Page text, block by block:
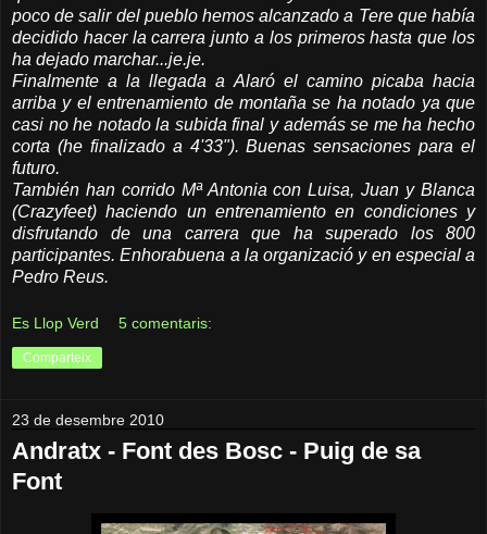
poco de salir del pueblo hemos alcanzado a Tere que había
decidido hacer la carrera junto a los primeros hasta que los
ha dejado marchar...je.je.
Finalmente a la llegada a Alaró el camino picaba hacia
arriba y el entrenamiento de montaña se ha notado ya que
casi no he notado la subida final y además se me ha hecho
corta (he finalizado a 4'33"). Buenas sensaciones para el
futuro.
También han corrido Mª Antonia con Luisa, Juan y Blanca
(Crazyfeet) haciendo un entrenamiento en condiciones y
disfrutando de una carrera que ha superado los 800
participantes. Enhorabuena a la organizació y en especial a
Pedro Reus.
Es Llop Verd 5 comentaris:
Comparteix
23 de desembre 2010
Andratx - Font des Bosc - Puig de sa
Font